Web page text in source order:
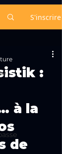
S'inscrire
:
à la
de